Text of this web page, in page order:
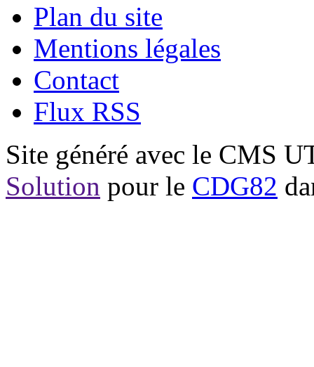
Plan du site
Mentions légales
Contact
Flux RSS
Site généré avec le CMS
Solution pour le CDG82